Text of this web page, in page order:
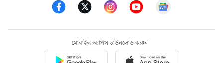
মোবাইল অ্যাপস ডাউনলোড করুন